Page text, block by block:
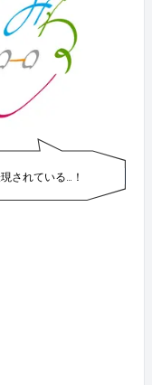
されている…！